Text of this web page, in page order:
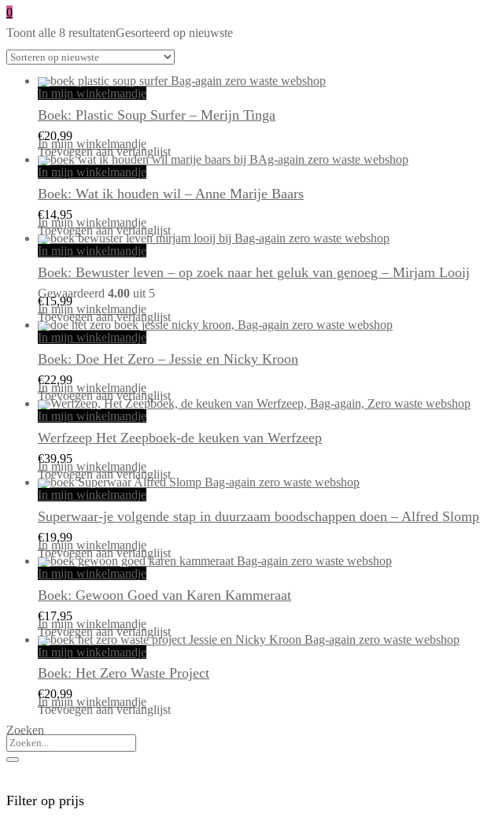
0
Toont alle 8 resultatenGesorteerd op nieuwste
In mijn winkelmandje
Boek: Plastic Soup Surfer – Merijn Tinga
€20,99
In mijn winkelmandje
Toevoegen aan verlanglijst
In mijn winkelmandje
Boek: Wat ik houden wil – Anne Marije Baars
€14,95
In mijn winkelmandje
Toevoegen aan verlanglijst
In mijn winkelmandje
Boek: Bewuster leven – op zoek naar het geluk van genoeg – Mirjam Looij
Gewaardeerd 4.00 uit 5
€15,99
In mijn winkelmandje
Toevoegen aan verlanglijst
In mijn winkelmandje
Boek: Doe Het Zero – Jessie en Nicky Kroon
€22,99
In mijn winkelmandje
Toevoegen aan verlanglijst
In mijn winkelmandje
Werfzeep Het Zeepboek-de keuken van Werfzeep
€39,95
In mijn winkelmandje
Toevoegen aan verlanglijst
In mijn winkelmandje
Superwaar-je volgende stap in duurzaam boodschappen doen – Alfred Slomp
€19,99
In mijn winkelmandje
Toevoegen aan verlanglijst
In mijn winkelmandje
Boek: Gewoon Goed van Karen Kammeraat
€17,95
In mijn winkelmandje
Toevoegen aan verlanglijst
In mijn winkelmandje
Boek: Het Zero Waste Project
€20,99
In mijn winkelmandje
Toevoegen aan verlanglijst
Zoeken
Filter op prijs